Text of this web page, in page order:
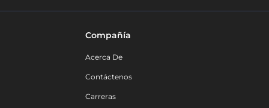
Compañía
Acerca De
Contáctenos
Carreras